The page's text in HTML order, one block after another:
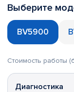
Выберите
BV5900
Стоимость работы
Диагностика